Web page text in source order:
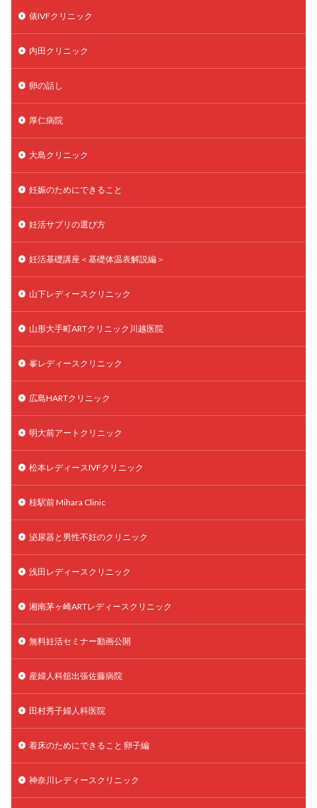
俵IVFクリニック
内田クリニック
卵の話し
厚仁病院
大島クリニック
妊娠のためにできること
妊活サプリの選び方
妊活基礎講座＜基礎体温表解説編＞
山下レディースクリニック
山形大手町ARTクリニック川越医院
峯レディースクリニック
広島HARTクリニック
明大前アートクリニック
松本レディースIVFクリニック
桂駅前 Mihara Clinic
泌尿器と男性不妊のクリニック
浅田レディースクリニック
湘南茅ヶ崎ARTレディースクリニック
無料妊活セミナー動画公開
産婦人科舘出張佐藤病院
田村秀子婦人科医院
着床のためにできること 卵子編
神奈川レディースクリニック